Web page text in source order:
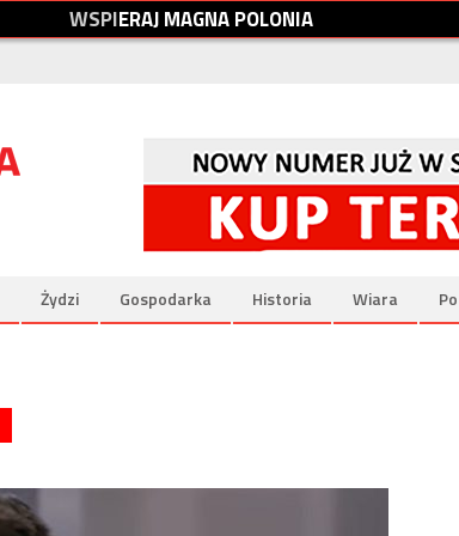
WSPIERAJMAGNAPOLONIA
Żydzi Gospodarka Historia Wiara